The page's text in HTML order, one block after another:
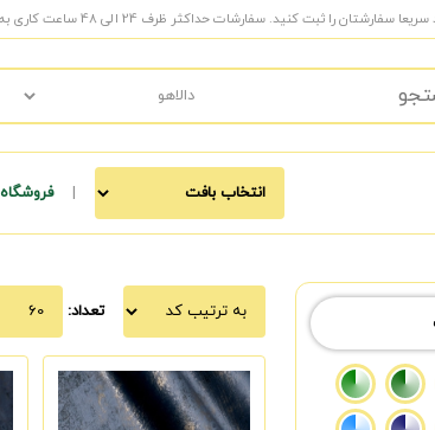
را ثبت کنید. سفارشات حداکثر ظرف 24 الی 48 ساعت کاری به دست شما میرسد.
| فروشگاه
تعداد: